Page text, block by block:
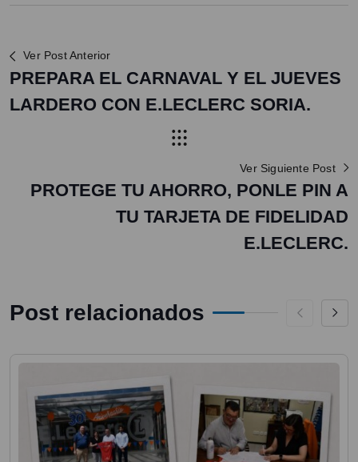
Ver Post Anterior
PREPARA EL CARNAVAL Y EL JUEVES
LARDERO CON E.LECLERC SORIA.
Ver Siguiente Post
PROTEGE TU AHORRO, PONLE PIN A
TU TARJETA DE FIDELIDAD
E.LECLERC.
Post relacionados